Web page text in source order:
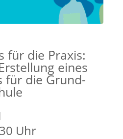
für die Praxis:
eines
für die Grund-
Uhr